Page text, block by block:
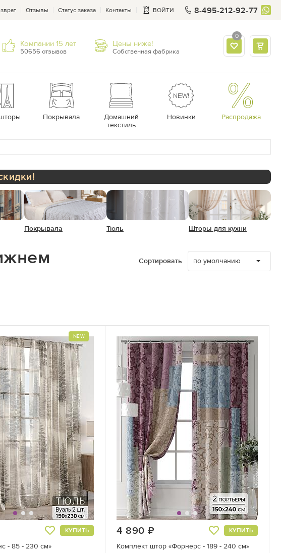
Отзывы Статус заказа Контакты ВОЙТИ 8-495-212-92-77
Компании 15 лет
50656 отзывов
Цены ниже!
Собственная фабрика
0
Покрывала
Домашний
текстиль
Новинки Распродажа
Покрывала Тюль Шторы для кухни
Сортировать по умолчанию
NEW
КУПИТЬ
- 85 - 230 см»
4 890 КУПИТЬ
Комплект штор «Форнерс - 189 - 240 см»